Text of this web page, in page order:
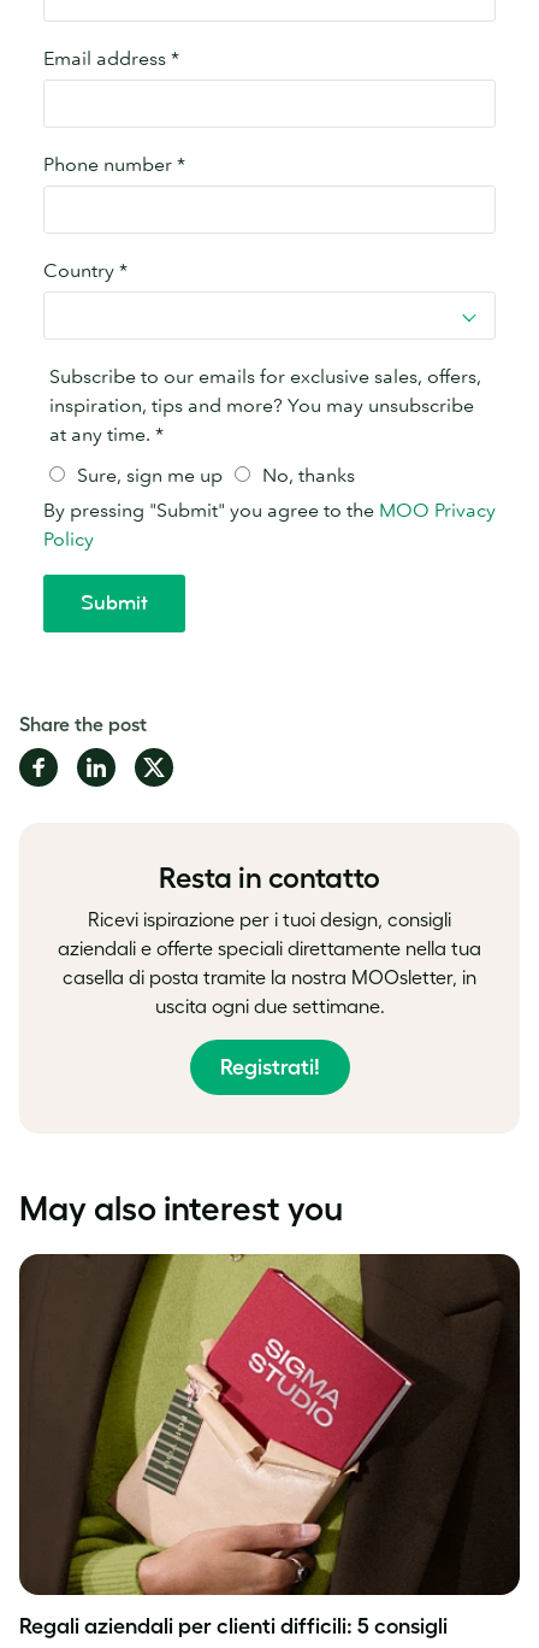
Share the post
Share
on
Share
on
Share
on
Resta in contatto
Ricevi ispirazione per i tuoi design, consigli
aziendali e offerte speciali direttamente nella tua
casella di posta tramite la nostra MOOsletter, in
uscita ogni due settimane.
Registrati!
May also interest you
Regali aziendali per clienti difficili: 5 consigli